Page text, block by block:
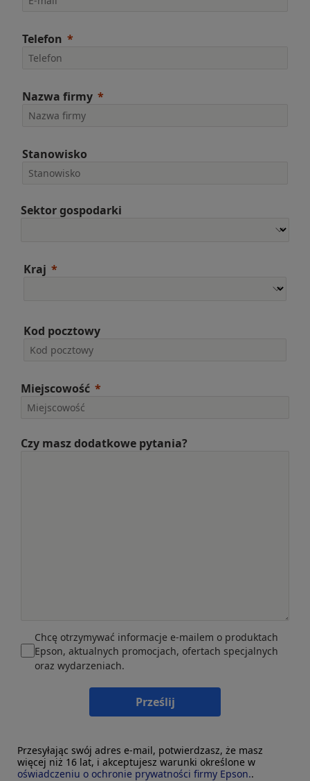
Telefon
Nazwa firmy
Stanowisko
Sektor gospodarki
Kraj
Kod pocztowy
Miejscowość
Czy masz dodatkowe pytania?
Chcę otrzymywać informacje e-mailem o produktach
Epson, aktualnych promocjach, ofertach specjalnych
oraz wydarzeniach.
Prześlij
Przesyłając swój adres e-mail, potwierdzasz, że masz
więcej niż 16 lat, i akceptujesz warunki określone w
oświadczeniu o ochronie prywatności firmy Epson..